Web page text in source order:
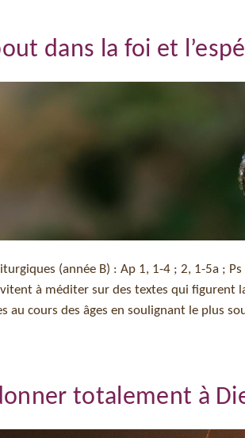
dans la foi et
(année B) : Ap 1, 1-4 ; 2, 1-5a ;
à méditer sur des textes qui figurent
au cours des âges en soulignant le plus
totalement à